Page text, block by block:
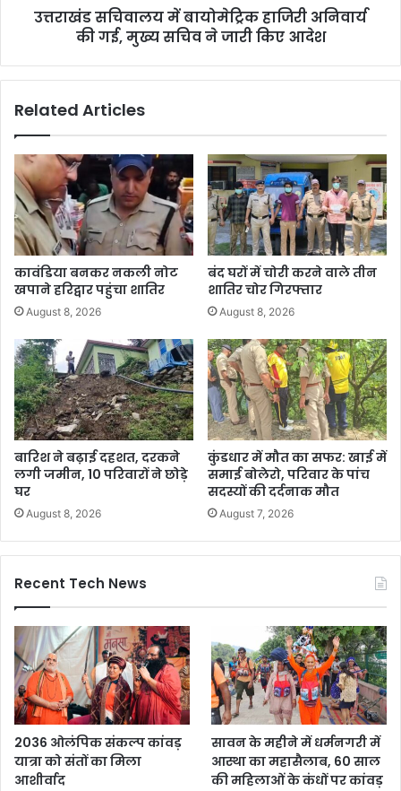
उत्तराखंड सचिवालय में बायोमेट्रिक हाजिरी अनिवार्य
की गई, मुख्य सचिव ने जारी किए आदेश
Related Articles
कावंडिया बनकर नकली नोट
खपाने हरिद्वार पहुंचा शातिर
August 8, 2026
बंद घरों में चोरी करने वाले तीन
शातिर चोर गिरफ्तार
August 8, 2026
बारिश ने बढ़ाई दहशत, दरकने
लगी जमीन, 10 परिवारों ने छोड़े
घर
August 8, 2026
कुंडधार में मौत का सफर: खाई में
समाई बोलेरो, परिवार के पांच
सदस्यों की दर्दनाक मौत
August 7, 2026
Recent Tech News
2036 ओलंपिक संकल्प कांवड़
यात्रा को संतों का मिला
आशीर्वाद
सावन के महीने में धर्मनगरी में
आस्था का महासैलाब, 60 साल
की महिलाओं के कंधों पर कांवड़